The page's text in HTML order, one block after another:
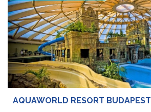
AQUAWORLD RESORT BUDAPEST